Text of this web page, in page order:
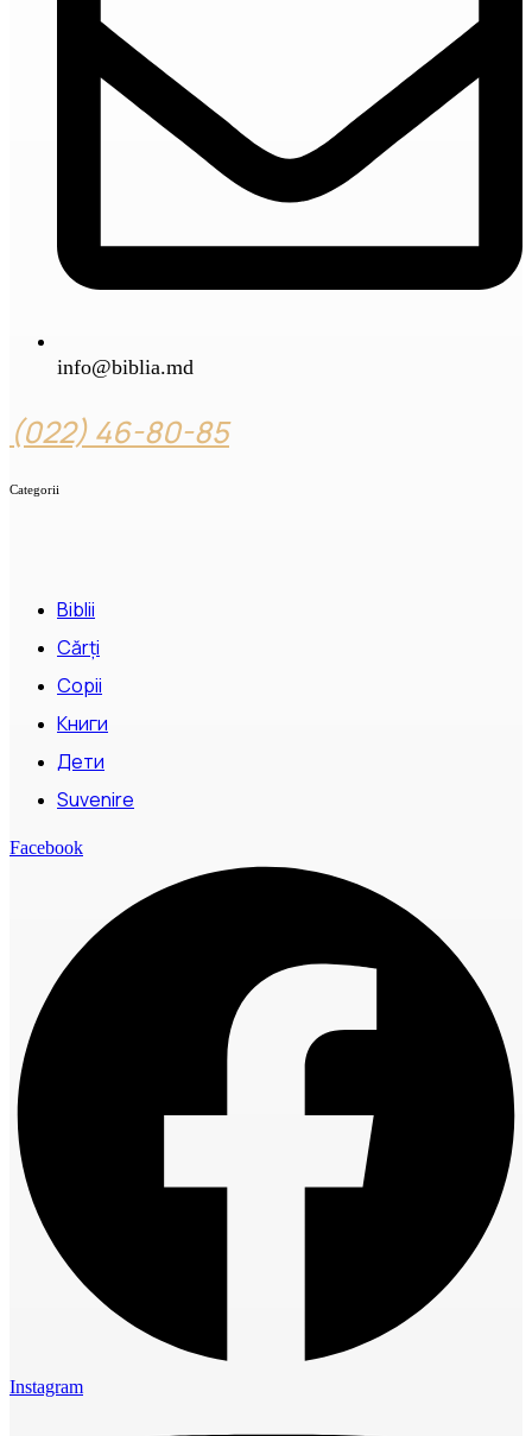
info@biblia.md
(022) 46-80-85
Categorii
Biblii
Cărți
Copii
Книги
Дети
Suvenire
Facebook
Instagram